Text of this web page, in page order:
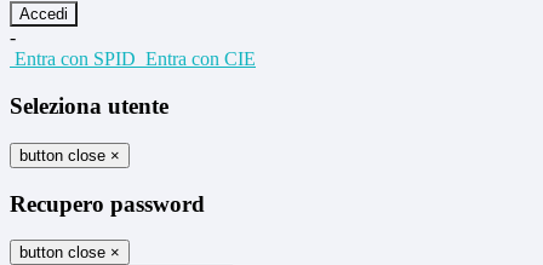
-
Entra con SPID Entra con CIE
Seleziona utente
button close ×
Recupero password
button close ×